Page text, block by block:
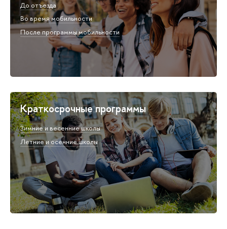
До отъезда
Во время мобильности
После программы мобильности
Краткосрочные программы
Зимние и весенние школы
Летние и осенние школы